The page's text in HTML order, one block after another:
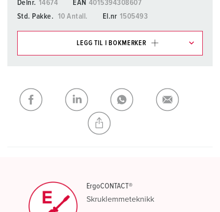
Delnr. 14674 EAN 4015394308607
Std. Pakke.
10 Antall. El.nr 1505493
LEGG TIL I BOKMERKER
Min liste LEGG TIL
OPPRETT EN NY LISTE
ErgoCONTACT®
Skruklemmeteknikk